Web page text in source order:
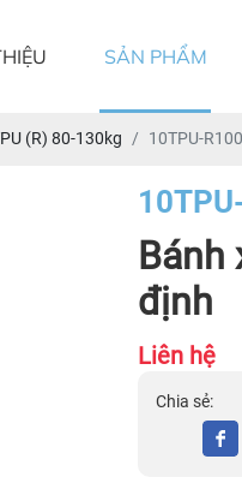
SẢN PHẨM
(R) 80-130kg 10TPU-R100
Bánh
định
Liên hệ
Chia sẻ: